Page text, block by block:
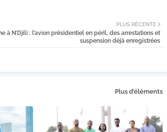
PLUS RÉCENTE
à N’Djili : l’avion présidentiel en péril, des arrestations et
suspension déjà enregistrées
Plus d'éléments